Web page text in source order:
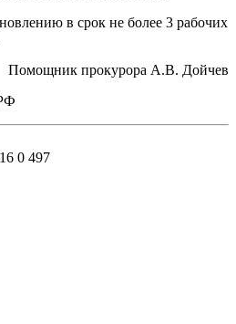
в срок не более 3 рабочих
Помощник прокурора А.В. Дойчев
0 497